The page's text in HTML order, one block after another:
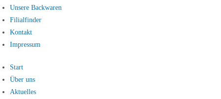
Unsere Backwaren
Filialfinder
Kontakt
Impressum
Start
Über uns
Aktuelles